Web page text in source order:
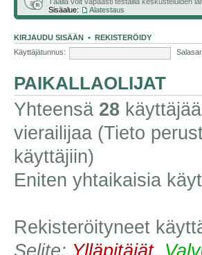
Sisäalue:
Alatestaus
KIRJAUDU SISÄÄN • REKISTERÖIDY
Käyttäjätunnus:
PAIKALLAOLIJAT
Yhteensä 28
vierailijaa (Tieto
käyttäjiin)
Eniten yhtaikaisia
Rekisteröityneet
Selite: Ylläpitäjät,